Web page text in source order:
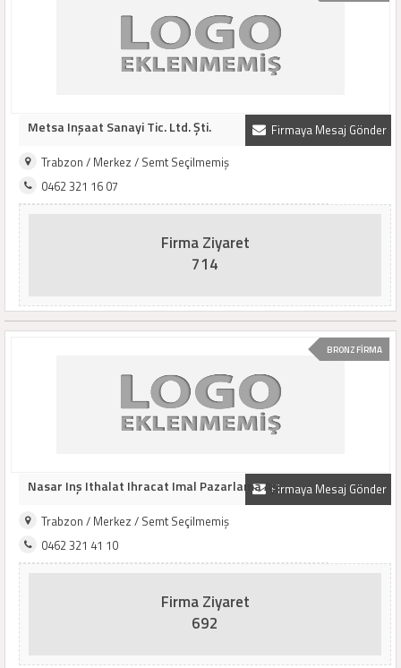
Firmaya Mesaj Gönder
Metsa Inşaat Sanayi Tic. Ltd. Şti.
Trabzon / Merkez / Semt Seçilmemiş
0462 321 16 07
Firma Ziyaret
714
BRONZ FİRMA
Firmaya Mesaj Gönder
Nasar Inş Ithalat Ihracat Imal Pazarlama Aş.
Trabzon / Merkez / Semt Seçilmemiş
0462 321 41 10
Firma Ziyaret
692